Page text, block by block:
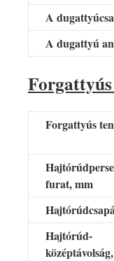
A
A dugattyú
Forgattyús
furat, mm
Hajtórúd-